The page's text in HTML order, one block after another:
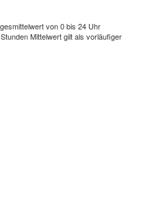
von 0 bis 24 Uhr
Mittelwert gilt als vorläufiger